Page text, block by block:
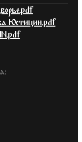
Юстиции.pdf